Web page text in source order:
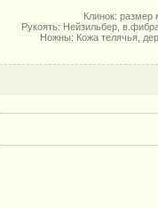
Клинок: размер
Рукоять: Нейзильбер,
Ножны: Кожа телячья,